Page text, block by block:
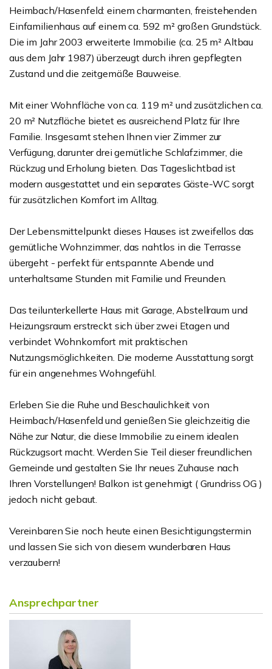
Heimbach/Hasenfeld: einem charmanten, freistehenden
Einfamilienhaus auf einem ca. 592 m² großen Grundstück.
Die im Jahr 2003 erweiterte Immobilie (ca. 25 m² Altbau
aus dem Jahr 1987) überzeugt durch ihren gepflegten
Zustand und die zeitgemäße Bauweise.
Mit einer Wohnfläche von ca. 119 m² und zusätzlichen ca.
20 m² Nutzfläche bietet es ausreichend Platz für Ihre
Familie. Insgesamt stehen Ihnen vier Zimmer zur
Verfügung, darunter drei gemütliche Schlafzimmer, die
Rückzug und Erholung bieten. Das Tageslichtbad ist
modern ausgestattet und ein separates Gäste-WC sorgt
für zusätzlichen Komfort im Alltag.
Der Lebensmittelpunkt dieses Hauses ist zweifellos das
gemütliche Wohnzimmer, das nahtlos in die Terrasse
übergeht - perfekt für entspannte Abende und
unterhaltsame Stunden mit Familie und Freunden.
Das teilunterkellerte Haus mit Garage, Abstellraum und
Heizungsraum erstreckt sich über zwei Etagen und
verbindet Wohnkomfort mit praktischen
Nutzungsmöglichkeiten. Die moderne Ausstattung sorgt
für ein angenehmes Wohngefühl.
Erleben Sie die Ruhe und Beschaulichkeit von
Heimbach/Hasenfeld und genießen Sie gleichzeitig die
Nähe zur Natur, die diese Immobilie zu einem idealen
Rückzugsort macht. Werden Sie Teil dieser freundlichen
Gemeinde und gestalten Sie Ihr neues Zuhause nach
Ihren Vorstellungen! Balkon ist genehmigt ( Grundriss OG )
jedoch nicht gebaut.
Vereinbaren Sie noch heute einen Besichtigungstermin
und lassen Sie sich von diesem wunderbaren Haus
verzaubern!
Ansprechpartner